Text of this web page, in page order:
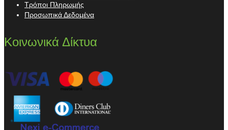
Τρόποι Πληρωμής
Προσωπικά Δεδομένα
Κοινωνικά Δίκτυα